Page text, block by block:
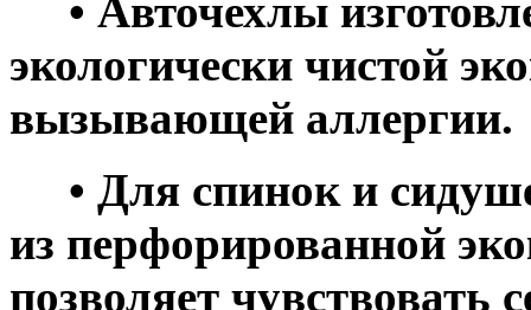
• Авточехлы
экологически чистой
вызывающей аллергии.
• Для спинок и
из перфорированной
позволяет чувствовать